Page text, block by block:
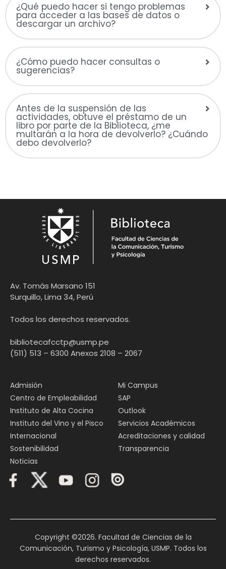
¿Qué puedo hacer si tengo problemas
para acceder a las bases de datos o
descargar un archivo?
¿Cómo puedo hacer consultas o
sugerencias?
Antes de la suspensión de las
actividades, obtuve el préstamo de un
libro por parte de la Biblioteca, ¿me
multarán a la hora de devolverlo? ¿Cuándo
debo devolverlo?
Av. Tomás Marsano 151
Surquillo, Lima 34, Perú
Todos los derechos reservados.
bibliotecafcctp@usmp.pe
(511) 513 – 6300 Anexos 2108 – 2067
Admisión
Centro de Empleabilidad
Instituto de Alta Cocina
Instituto del Vino y el Pisco
Internacional
Sostenibilidad
Noticias
Mi Campus
SAP
Outlook
Servicios Académicos
Acreditaciones y calidad
Transparencia
Copyright ©2026. Facultad de Ciencias de la
Comunicación, Turismo y Psicología, USMP. Todos los
derechos reservados.